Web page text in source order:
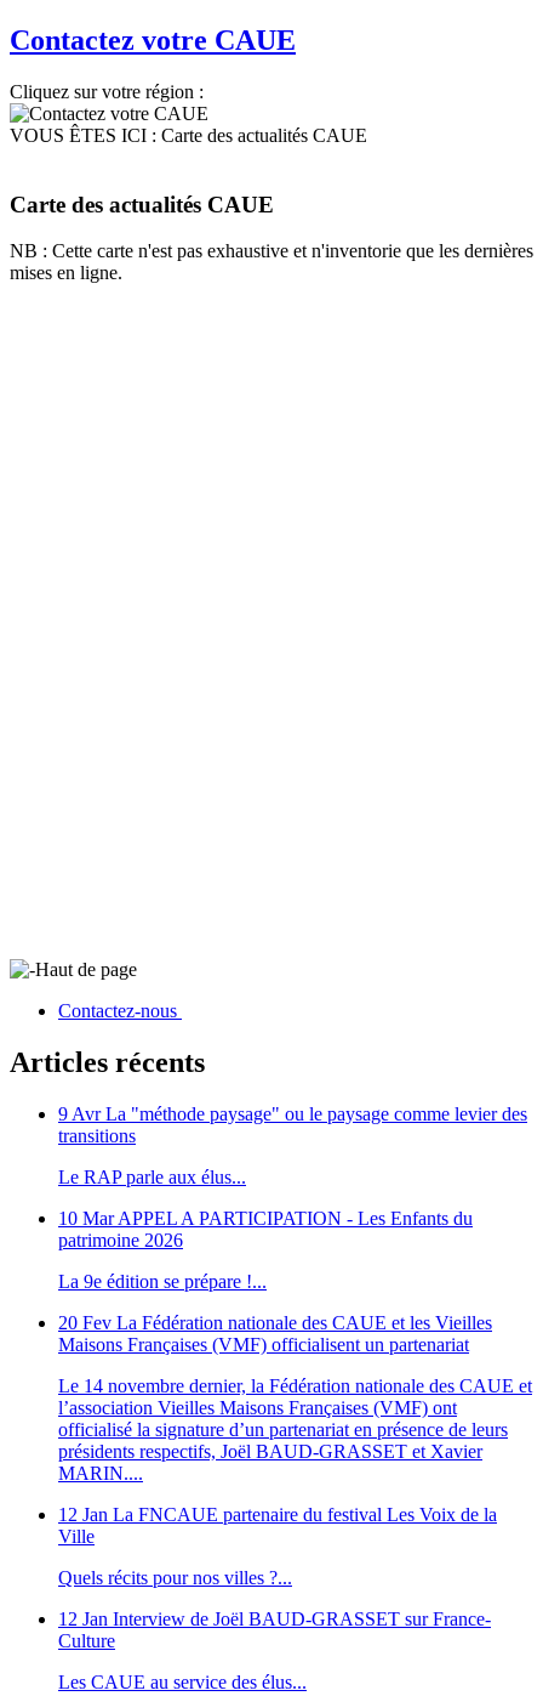
Contactez votre CAUE
Cliquez sur votre région :
VOUS ÊTES ICI : Carte des actualités CAUE
Carte des actualités CAUE
NB : Cette carte n'est pas exhaustive et n'inventorie que les dernières
mises en ligne.
Haut de page
Contactez-nous
Articles récents
9 Avr La "méthode paysage" ou le paysage comme levier des
transitions
Le RAP parle aux élus...
10 Mar APPEL A PARTICIPATION - Les Enfants du
patrimoine 2026
La 9e édition se prépare !...
20 Fev La Fédération nationale des CAUE et les Vieilles
Maisons Françaises (VMF) officialisent un partenariat
Le 14 novembre dernier, la Fédération nationale des CAUE et
l’association Vieilles Maisons Françaises (VMF) ont
officialisé la signature d’un partenariat en présence de leurs
présidents respectifs, Joël BAUD-GRASSET et Xavier
MARIN....
12 Jan La FNCAUE partenaire du festival Les Voix de la
Ville
Quels récits pour nos villes ?...
12 Jan Interview de Joël BAUD-GRASSET sur France-
Culture
Les CAUE au service des élus...